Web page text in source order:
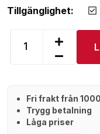
Tillgänglighet:
Fri frakt från
Trygg betalning
Låga priser